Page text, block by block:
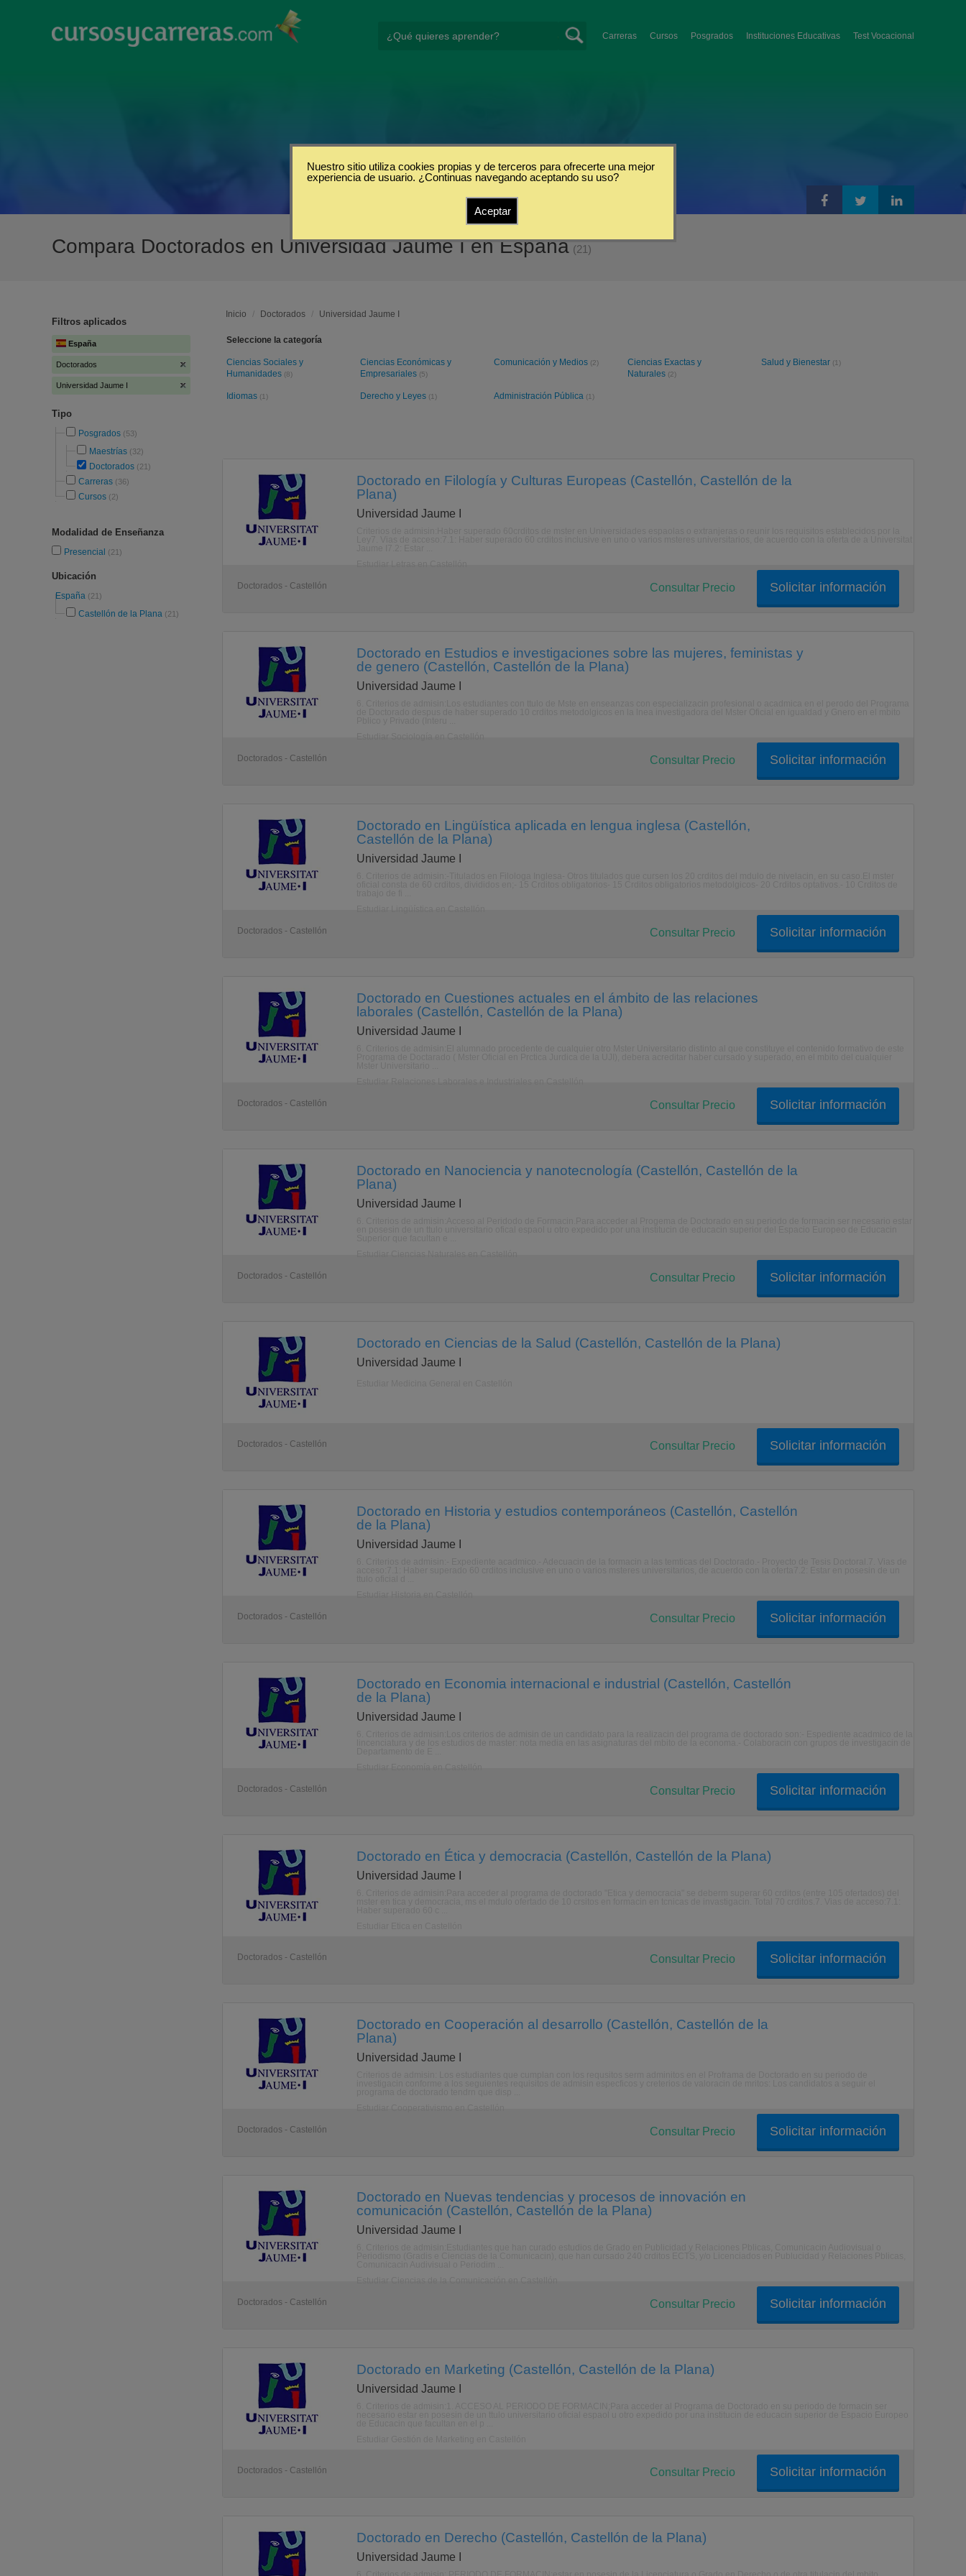
Carreras Cursos Posgrados Instituciones Educativas Test Vocacional
Compara Doctorados en Universidad Jaume I en España (21)
Filtros aplicados
España
Doctorados
Universidad Jaume I
Tipo
Posgrados (53)
Maestrías (32)
Doctorados (21)
Carreras (36)
Cursos (2)
Modalidad de Enseñanza
Presencial (21)
Ubicación
España (21)
Castellón de la Plana (21)
Inicio / Doctorados / Universidad Jaume I
Seleccione la categoría
Ciencias Sociales y
Humanidades (8)
Ciencias Económicas y
Empresariales (5)
Comunicación y Medios (2)
Ciencias Exactas y
Naturales (2)
Salud y Bienestar (1)
Idiomas (1) Derecho y Leyes (1) Administración Pública (1)
Doctorado en Filología y Culturas Europeas (Castellón, Castellón de la
Plana)
Universidad Jaume I
Doctorados - Castellón Solicitar información
Consultar Precio
Doctorado en Estudios e investigaciones sobre las mujeres, feministas y
de genero (Castellón, Castellón de la Plana)
Universidad Jaume I
Doctorados - Castellón Solicitar información
Consultar Precio
Doctorado en Lingüística aplicada en lengua inglesa (Castellón,
Castellón de la Plana)
Universidad Jaume I
Doctorados - Castellón Solicitar información
Consultar Precio
Doctorado en Cuestiones actuales en el ámbito de las relaciones
laborales (Castellón, Castellón de la Plana)
Universidad Jaume I
Doctorados - Castellón Solicitar información
Consultar Precio
Doctorado en Nanociencia y nanotecnología (Castellón, Castellón de la
Plana)
Universidad Jaume I
Doctorados - Castellón Solicitar información
Consultar Precio
Doctorado en Ciencias de la Salud (Castellón, Castellón de la Plana)
Universidad Jaume I
Doctorados - Castellón Solicitar información
Consultar Precio
Doctorado en Historia y estudios contemporáneos (Castellón, Castellón
de la Plana)
Universidad Jaume I
Doctorados - Castellón Solicitar información
Consultar Precio
Doctorado en Economia internacional e industrial (Castellón, Castellón
de la Plana)
Universidad Jaume I
Doctorados - Castellón Solicitar información
Consultar Precio
Doctorado en Ética y democracia (Castellón, Castellón de la Plana)
Universidad Jaume I
Doctorados - Castellón Solicitar información
Consultar Precio
Doctorado en Cooperación al desarrollo (Castellón, Castellón de la
Plana)
Universidad Jaume I
Doctorados - Castellón Solicitar información
Consultar Precio
Doctorado en Nuevas tendencias y procesos de innovación en
comunicación (Castellón, Castellón de la Plana)
Universidad Jaume I
Doctorados - Castellón Solicitar información
Consultar Precio
Doctorado en Marketing (Castellón, Castellón de la Plana)
Universidad Jaume I
Doctorados - Castellón Solicitar información
Consultar Precio
Doctorado en Derecho (Castellón, Castellón de la Plana)
Universidad Jaume I
Nuestro sitio utiliza cookies propias y de terceros para ofrecerte una mejor
experiencia de usuario. ¿Continuas navegando aceptando su uso?
Aceptar